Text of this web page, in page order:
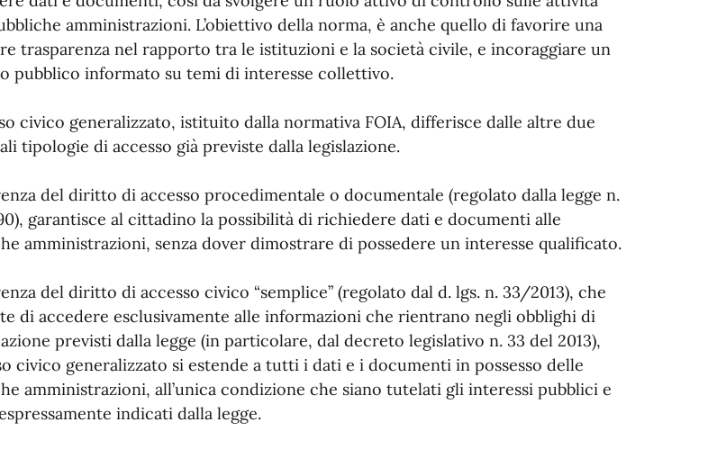
amministrazioni. L’obiettivo della norma, è anche quello di favorire una
trasparenza nel rapporto tra le istituzioni e la società civile, e incoraggiare un
pubblico informato su temi di interesse collettivo.
civico generalizzato, istituito dalla normativa FOIA, differisce dalle altre due
tipologie di accesso già previste dalla legislazione.
del diritto di accesso procedimentale o documentale (regolato dalla legge n.
garantisce al cittadino la possibilità di richiedere dati e documenti alle
amministrazioni, senza dover dimostrare di possedere un interesse qualificato.
del diritto di accesso civico “semplice” (regolato dal d. lgs. n. 33/2013), che
di accedere esclusivamente alle informazioni che rientrano negli obblighi di
previsti dalla legge (in particolare, dal decreto legislativo n. 33 del 2013),
civico generalizzato si estende a tutti i dati e i documenti in possesso delle
amministrazioni, all’unica condizione che siano tutelati gli interessi pubblici e
indicati dalla legge.